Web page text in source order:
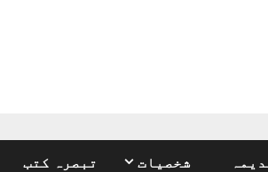
شخصیات تبصرہ کتب